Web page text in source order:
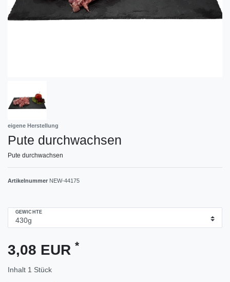
eigene Herstellung
Pute durchwachsen
Pute durchwachsen
Artikelnummer NEW-44175
GEWICHTE
3,08 EUR *
Inhalt 1 Stück